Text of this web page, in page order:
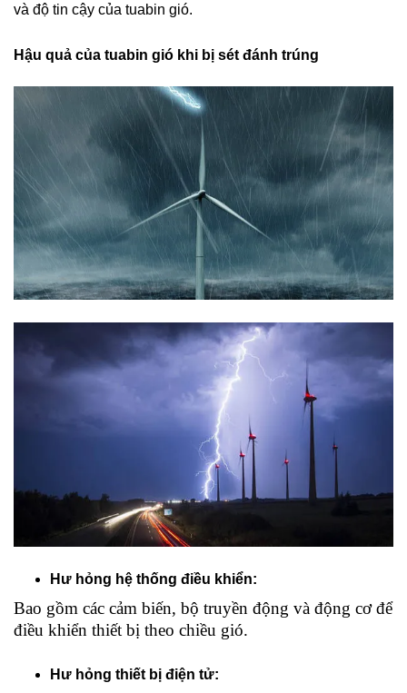
và độ tin cậy của tuabin gió.
Hậu quả của tuabin gió khi bị sét đánh trúng
Hư hỏng hệ thống điều khiển:
Bao gồm các cảm biến, bộ truyền động và động cơ để
điều khiển thiết bị theo chiều gió.
Hư hỏng thiết bị điện tử: